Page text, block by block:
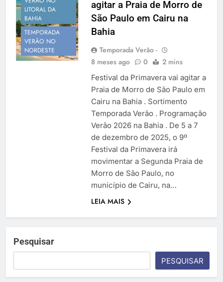
Temporada Verão 2027
LITORAL DA
BAHIA
TEMPORADA
VERÃO NO
NORDESTE
agitar a Praia de Morro de
São Paulo em Cairu na
Bahia
Temporada Verão -
8 meses ago
0 2 mins
Festival da Primavera vai agitar a
Praia de Morro de São Paulo em
Cairu na Bahia . Sortimento
Temporada Verão . Programação
Verão 2026 na Bahia . De 5 a 7
de dezembro de 2025, o 9º
Festival da Primavera irá
movimentar a Segunda Praia de
Morro de São Paulo, no
município de Cairu, na…
LEIA MAIS
Pesquisar
PESQUISAR